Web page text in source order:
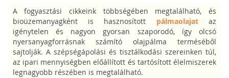
A fogyasztási cikkeink többségében megtalálható, és
bioüzemanyagként is hasznosított pálmaolajataz
igénytelen és nagyon gyorsan szaporodó, így olcsó
nyersanyagforrásnak számító olajpálma terméséből
sajtolják. A szépségápolási és tisztálkodási szereinken túl,
az ipari mennyiségben előállított és tartósított élelmiszerek
legnagyobb részében is megtalálható.